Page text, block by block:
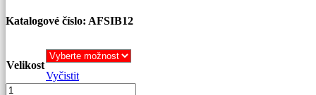
Katalogové číslo: AFSIB12
Velikost
Vyčistit
Kalhoty